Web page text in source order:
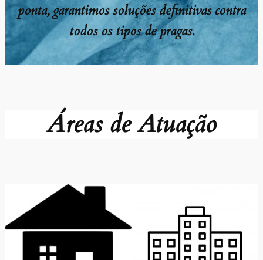
ponta, garantimos soluções definitivas contra
todos os tipos de pragas.
Áreas de Atuação